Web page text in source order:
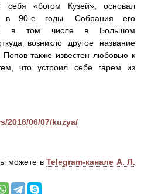
«богом Кузей», основал
в 90-е годы. Собрания его
в том числе в Большом
возникло другое название
также известен любовью к
что устроил себе гарем из
2016/06/07/kuzya/
можете в Telegram-канале А. Л.